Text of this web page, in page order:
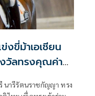
ขี่ม้าเอเชียน
วัลทรงคุณค่า
นารีรัตนราชกัญญา ทรง